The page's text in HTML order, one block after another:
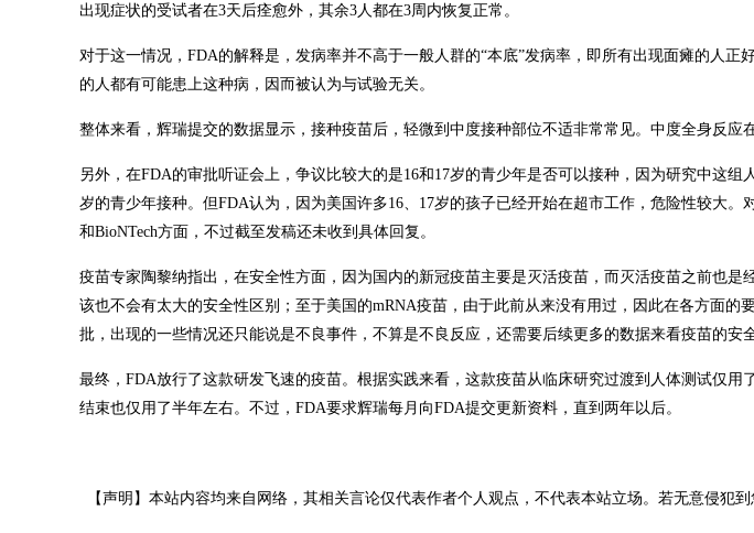
出现症状的受试者在3天后痊愈外，其余3人都在3周内恢复正常。
对于这一情况，FDA的解释是，发病率并不高于一般人群的“本底”发病率，即所有出现面瘫的人正
的人都有可能患上这种病，因而被认为与试验无关。
整体来看，辉瑞提交的数据显示，接种疫苗后，轻微到中度接种部位不适非常常见。中度全身反应
另外，在FDA的审批听证会上，争议比较大的是16和17岁的青少年是否可以接种，因为研究中这组
岁的青少年接种。但FDA认为，因为美国许多16、17岁的孩子已经开始在超市工作，危险性较大。
和BioNTech方面，不过截至发稿还未收到具体回复。
疫苗专家陶黎纳指出，在安全性方面，因为国内的新冠疫苗主要是灭活疫苗，而灭活疫苗之前也是
该也不会有太大的安全性区别；至于美国的mRNA疫苗，由于此前从来没有用过，因此在各方面的
批，出现的一些情况还只能说是不良事件，不算是不良反应，还需要后续更多的数据来看疫苗的安全
最终，FDA放行了这款研发飞速的疫苗。根据实践来看，这款疫苗从临床研究过渡到人体测试仅用
结束也仅用了半年左右。不过，FDA要求辉瑞每月向FDA提交更新资料，直到两年以后。
【声明】本站内容均来自网络，其相关言论仅代表作者个人观点，不代表本站立场。若无意侵犯